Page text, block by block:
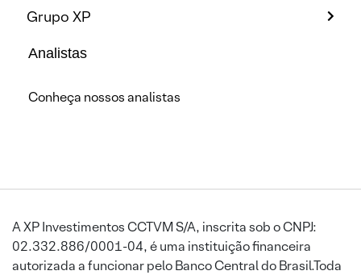
Grupo XP
Analistas
Conheça nossos analistas
A XP Investimentos CCTVM S/A, inscrita sob o CNPJ:
02.332.886/0001-04, é uma instituição financeira
autorizada a funcionar pelo Banco Central do Brasil.Toda